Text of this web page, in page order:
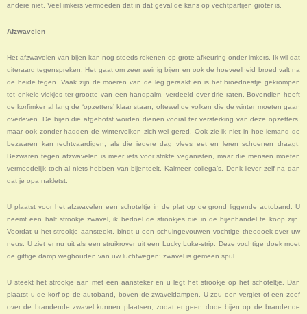
andere niet. Veel imkers vermoeden dat in dat geval de kans op vechtpartijen groter is.
Afzwavelen
Het afzwavelen van bijen kan nog steeds rekenen op grote afkeuring onder imkers. Ik wil dat
uiteraard tegenspreken. Het gaat om zeer weinig bijen en ook de hoeveelheid broed valt na
de heide tegen. Vaak zijn de moeren van de leg geraakt en is het broednestje gekrompen
tot enkele vlekjes ter grootte van een handpalm, verdeeld over drie raten. Bovendien heeft
de korfimker al lang de ‘opzetters’ klaar staan, oftewel de volken die de winter moeten gaan
overleven. De bijen die afgebotst worden dienen vooral ter versterking van deze opzetters,
maar ook zonder hadden de wintervolken zich wel gered. Ook zie ik niet in hoe iemand de
bezwaren kan rechtvaardigen, als die iedere dag vlees eet en leren schoenen draagt.
Bezwaren tegen afzwavelen is meer iets voor strikte veganisten, maar die mensen moeten
vermoedelijk toch al niets hebben van bijenteelt. Kalmeer, collega’s. Denk liever zelf na dan
dat je opa nakletst.
U plaatst voor het afzwavelen een schoteltje in de plat op de grond liggende autoband. U
neemt een half strookje zwavel, ik bedoel de strookjes die in de bijenhandel te koop zijn.
Voordat u het strookje aansteekt, bindt u een schuingevouwen vochtige theedoek over uw
neus. U ziet er nu uit als een struikrover uit een Lucky Luke-strip. Deze vochtige doek moet
de giftige damp weghouden van uw luchtwegen: zwavel is gemeen spul.
U steekt het strookje aan met een aansteker en u legt het strookje op het schoteltje. Dan
plaatst u de korf op de autoband, boven de zwaveldampen. U zou een vergiet of een zeef
over de brandende zwavel kunnen plaatsen, zodat er geen dode bijen op de brandende